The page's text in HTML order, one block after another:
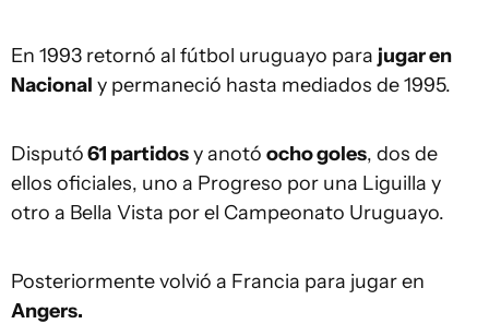
En 1993 retornó al fútbol uruguayo para jugar en
Nacional y permaneció hasta mediados de 1995.
Disputó61 partidosy anotó ocho goles, dos de
ellos oficiales, uno a Progreso por una Liguilla y
otro a Bella Vista por el Campeonato Uruguayo.
Posteriormente volvió a Francia para jugar en
Angers.